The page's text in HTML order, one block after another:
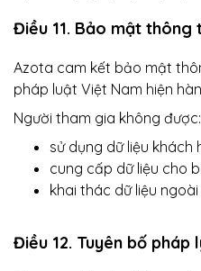
Điều 11. Bảo mật thông
Azota cam kết bảo mật
pháp luật Việt Nam hiện
Người tham gia không được:
sử dụng dữ liệu khách
cung cấp dữ liệu cho
khai thác dữ liệu
Điều 12. Tuyên bố pháp